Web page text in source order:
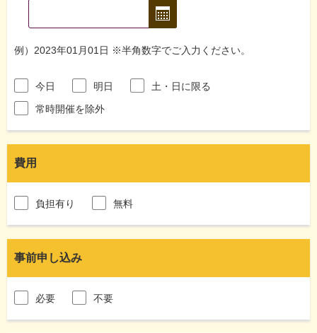
例）2023年01月01日 ※半角数字でご入力ください。
今日 明日
土・日に限る
常時開催を除外
費用
負担有り 無料
事前申し込み
必要 不要